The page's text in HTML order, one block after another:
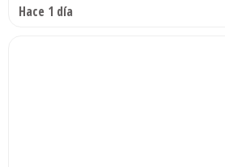
Hace 1 día